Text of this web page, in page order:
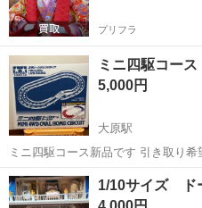
プリフラ
ミニ四駆コース
5,000円
大原駅
ミニ四駆コース新品です 引き取り
千葉 いすみ市 大原駅
1/10サイズ ド